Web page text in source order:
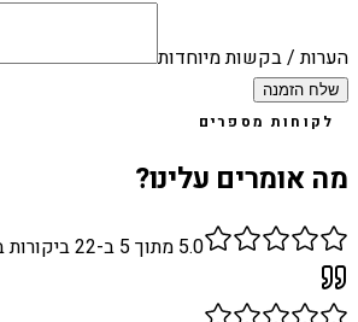
הערות / בקשות מיוחדות
שלח הזמנה
לקוחות מספרים
מה אומרים עלינו?
5.0 מתוך 5 ב- 22ביקורות